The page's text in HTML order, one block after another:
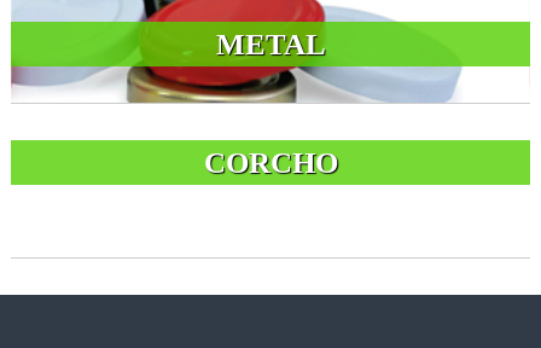
METAL
CORCHO